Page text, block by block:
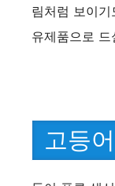
림처럼 보이
유제품으로
고등